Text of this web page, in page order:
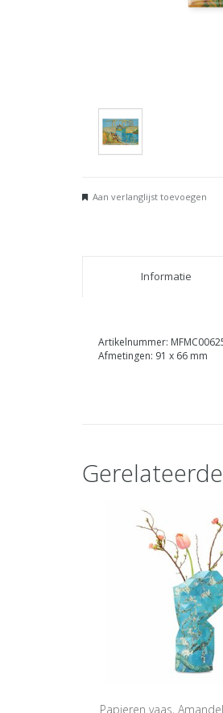
Aan verlanglijst toevoegen
Informatie
Artikelnummer:
Afmetingen: 91 x 66 mm
Papieren vaas,